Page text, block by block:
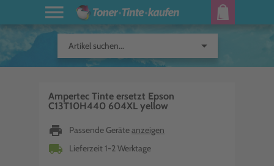
Artikel suchen... arrow_drop_down
Ampertec Tinte ersetzt Epson
C13T10H440 604XL yellow
print Passende Geräteanzeigen
local_shipping Lieferzeit 1-2 Werktage